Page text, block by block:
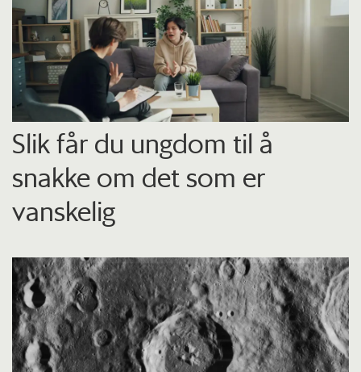
Slik får du ungdom til å
snakke om det som er
vanskelig